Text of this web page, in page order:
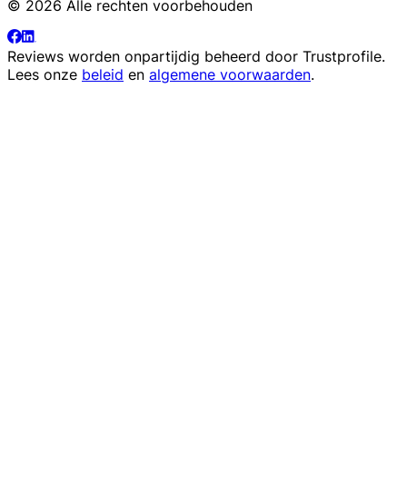
© 2026 Alle rechten voorbehouden
Reviews worden onpartijdig beheerd door Trustprofile.
Lees onze beleid en algemene voorwaarden.